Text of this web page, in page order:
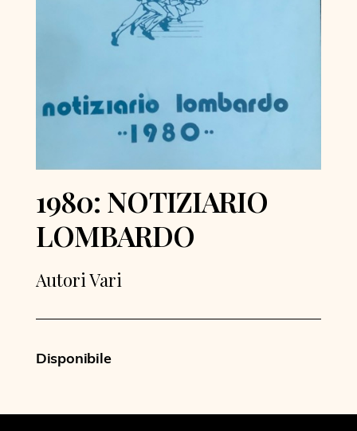
1980: NOTIZIARIO
LOMBARDO
Autori Vari
Disponibile